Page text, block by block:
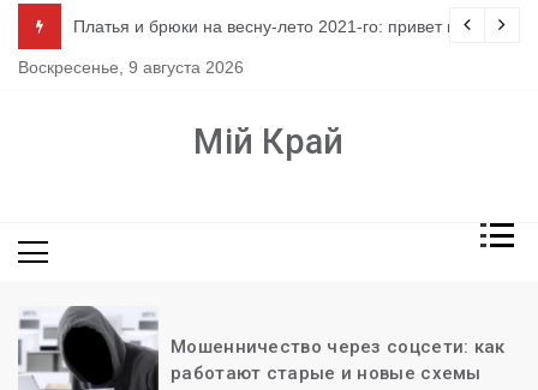
содержимому
Платья и брюки на весну-лето 2021-го: привет из 80-х
Воскресенье, 9 августа 2026
Мій Край
Мошенничество через соцсети: как
работают старые и новые схемы